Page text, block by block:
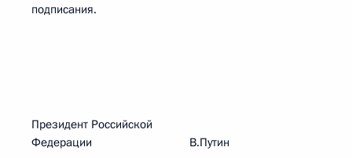
подписания.
Президент Российской
Федерации В.Путин